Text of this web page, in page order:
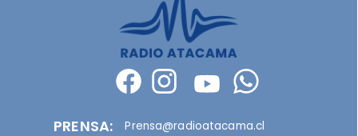
PRENSA: Prensa@radioatacama.cl